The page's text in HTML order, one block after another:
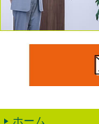
ホーム